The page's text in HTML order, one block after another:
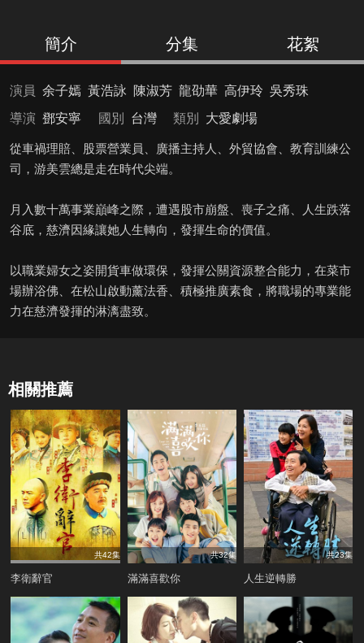
簡介 分集 花絮
演員 余子嫣 黃浩詠 陳淑芳 龍劭華 高伊玲 吳秀珠
導演 鄧安寧 國別 台灣 類別 大愛劇場
從車禍理賠、股票營業員、廣播主持人、外貿協會、教育訓練公
司，游美雲總是走在時代尖端。
月入數十萬事業巔峰之際，遭遇股市崩盤、喪子之痛、人生跌落
谷底，慈濟因緣讓她人生轉向，發揮生命的價值。
以職業婦女之姿開貨車做環保，發揮公關資源整合能力，在菜市
場辦浴佛、在松山啟動薰法香、積極推廣素食，將職場的專業能
力在慈濟發揮的淋漓盡致。
相關推薦
共42集
李衛辭官
共32集
滿滿喜歡你
共23集
人生逆轉勝